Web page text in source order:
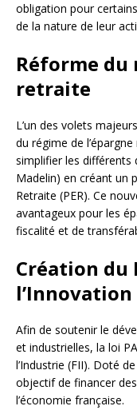
obligation pour
de la nature de leur
Réforme du
retraite
L’un des volets
du régime de
simplifier les différents
Madelin) en créant un
Retraite (PER). Ce
avantageux pour les
fiscalité et de
Création du
Afin de soutenir le
et industrielles, la loi
l’Industrie (FII). Doté
objectif de financer
l’économie française.